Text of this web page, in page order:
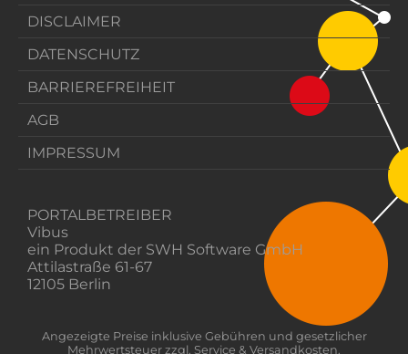
DISCLAIMER
DATENSCHUTZ
BARRIEREFREIHEIT
AGB
IMPRESSUM
PORTALBETREIBER
Vibus
ein Produkt der SWH Software GmbH
Attilastraße 61-67
12105 Berlin
Angezeigte Preise inklusive Gebühren und gesetzlicher
Mehrwertsteuer zzgl. Service & Versandkosten.